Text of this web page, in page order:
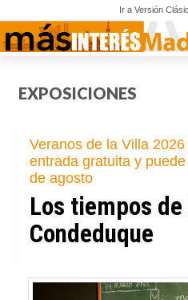
Ir a Versión
EXPOSICIONES
Veranos de la Villa
entrada gratuita y
de agosto
Los tiempos de
Condeduque